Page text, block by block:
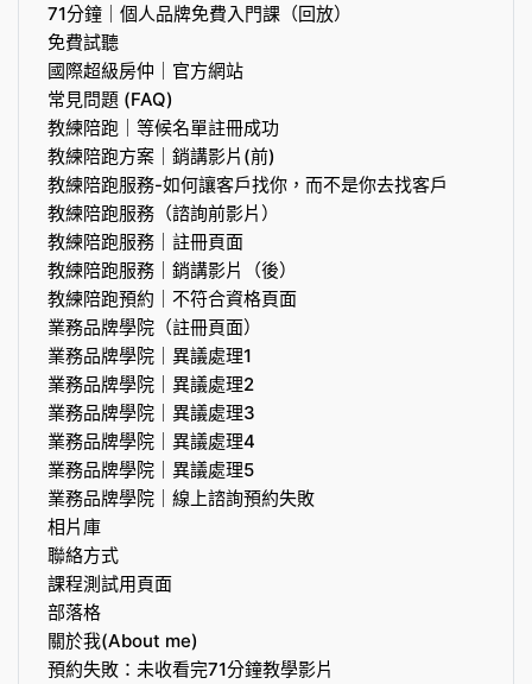
71分鐘｜個人品牌免費入門課（回放）
免費試聽
國際超級房仲｜官方網站
常見問題 (FAQ)
教練陪跑｜等候名單註冊成功
教練陪跑方案｜銷講影片(前)
教練陪跑服務-如何讓客戶找你，而不是你去找客戶
教練陪跑服務（諮詢前影片）
教練陪跑服務｜註冊頁面
教練陪跑服務｜銷講影片（後）
教練陪跑預約｜不符合資格頁面
業務品牌學院（註冊頁面）
業務品牌學院｜異議處理1
業務品牌學院｜異議處理2
業務品牌學院｜異議處理3
業務品牌學院｜異議處理4
業務品牌學院｜異議處理5
業務品牌學院｜線上諮詢預約失敗
相片庫
聯絡方式
課程測試用頁面
部落格
關於我(About me)
預約失敗：未收看完71分鐘教學影片